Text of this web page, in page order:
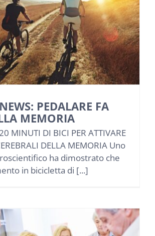
PEDALARE FA
MEMORIA
MINUTI DI BICI PER ATTIVARE
DELLA MEMORIA Uno
ha dimostrato che
in bicicletta di [...]